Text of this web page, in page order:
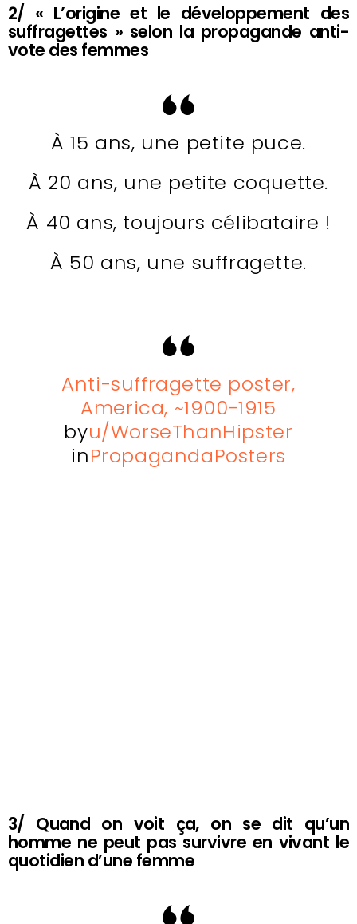
2/ « L’origine et le développement des
suffragettes » selon la propagande anti-
vote des femmes
À 15 ans, une petite puce.
À 20 ans, une petite coquette.
À 40 ans, toujours célibataire !
À 50 ans, une suffragette.
Anti-suffragette poster,
America, ~1900-1915
byu/WorseThanHipster
inPropagandaPosters
3/ Quand on voit ça, on se dit qu’un
homme ne peut pas survivre en vivant le
quotidien d’une femme